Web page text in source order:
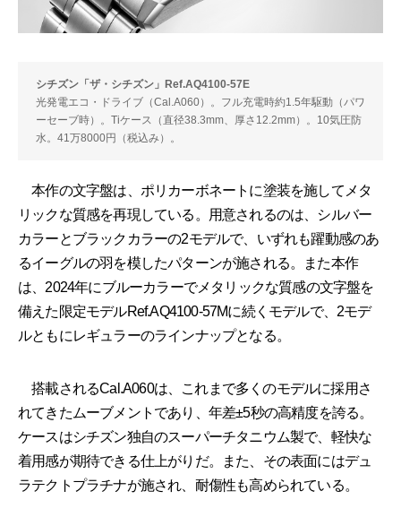
シチズン「ザ・シチズン」Ref.AQ4100-57E
光発電エコ・ドライブ（Cal.A060）。フル充電時約1.5年駆動（パワ
ーセーブ時）。Tiケース（直径38.3mm、厚さ12.2mm）。10気圧防
水。41万8000円（税込み）。
本作の文字盤は、ポリカーボネートに塗装を施してメタ
リックな質感を再現している。用意されるのは、シルバー
カラーとブラックカラーの2モデルで、いずれも躍動感のあ
るイーグルの羽を模したパターンが施される。また本作
は、2024年にブルーカラーでメタリックな質感の文字盤を
備えた限定モデルRef.AQ4100-57Mに続くモデルで、2モデ
ルともにレギュラーのラインナップとなる。
搭載されるCal.A060は、これまで多くのモデルに採用さ
れてきたムーブメントであり、年差±5秒の高精度を誇る。
ケースはシチズン独自のスーパーチタニウム製で、軽快な
着用感が期待できる仕上がりだ。また、その表面にはデュ
ラテクトプラチナが施され、耐傷性も高められている。